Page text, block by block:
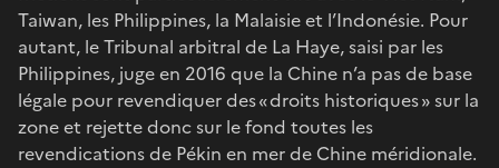
Taiwan, les Philippines, la Malaisie et l’Indonésie. Pour
autant, le Tribunal arbitral de La Haye, saisi par les
Philippines, juge en 2016 que la Chine n’a pas de base
légale pour revendiquer des « droits historiques » sur la
zone et rejette donc sur le fond toutes les
revendications de Pékin en mer de Chine méridionale.